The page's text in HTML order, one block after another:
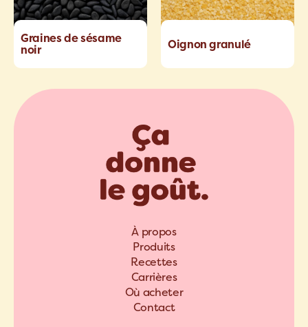
Graines de sésame
noir
Oignon granulé
À propos
Produits
Recettes
Carrières
Où acheter
Contact